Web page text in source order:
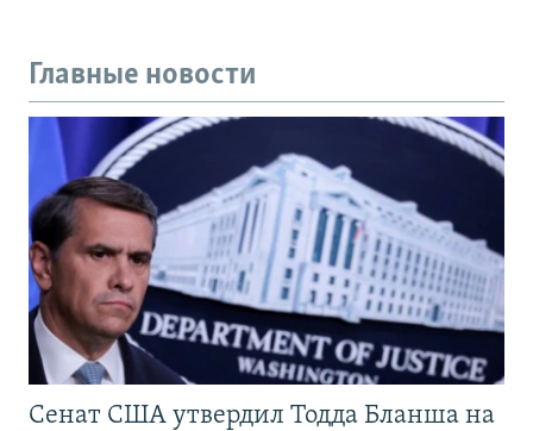
Главные новости
Сенат США утвердил Тодда Бланша на